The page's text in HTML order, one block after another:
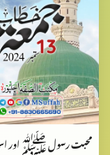
محبت رسول ﷺ اور